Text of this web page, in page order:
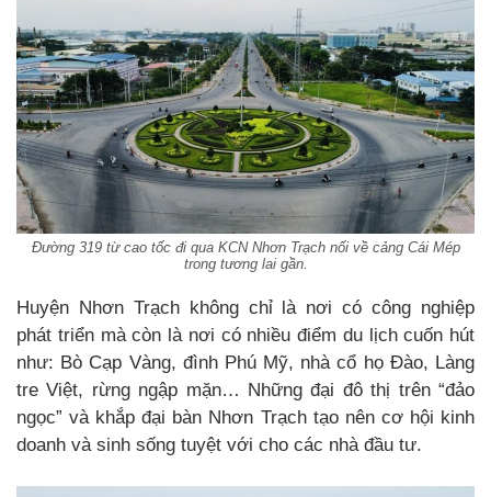
Đường 319 từ cao tốc đi qua KCN Nhơn Trạch nối về cảng Cái Mép
trong tương lai gần.
Huyện Nhơn Trạch không chỉ là nơi có công nghiệp
phát triển mà còn là nơi có nhiều điểm du lịch cuốn hút
như: Bò Cạp Vàng, đình Phú Mỹ, nhà cổ họ Đào, Làng
tre Việt, rừng ngập mặn… Những đại đô thị trên “đảo
ngọc” và khắp đại bàn Nhơn Trạch tạo nên cơ hội kinh
doanh và sinh sống tuyệt với cho các nhà đầu tư.